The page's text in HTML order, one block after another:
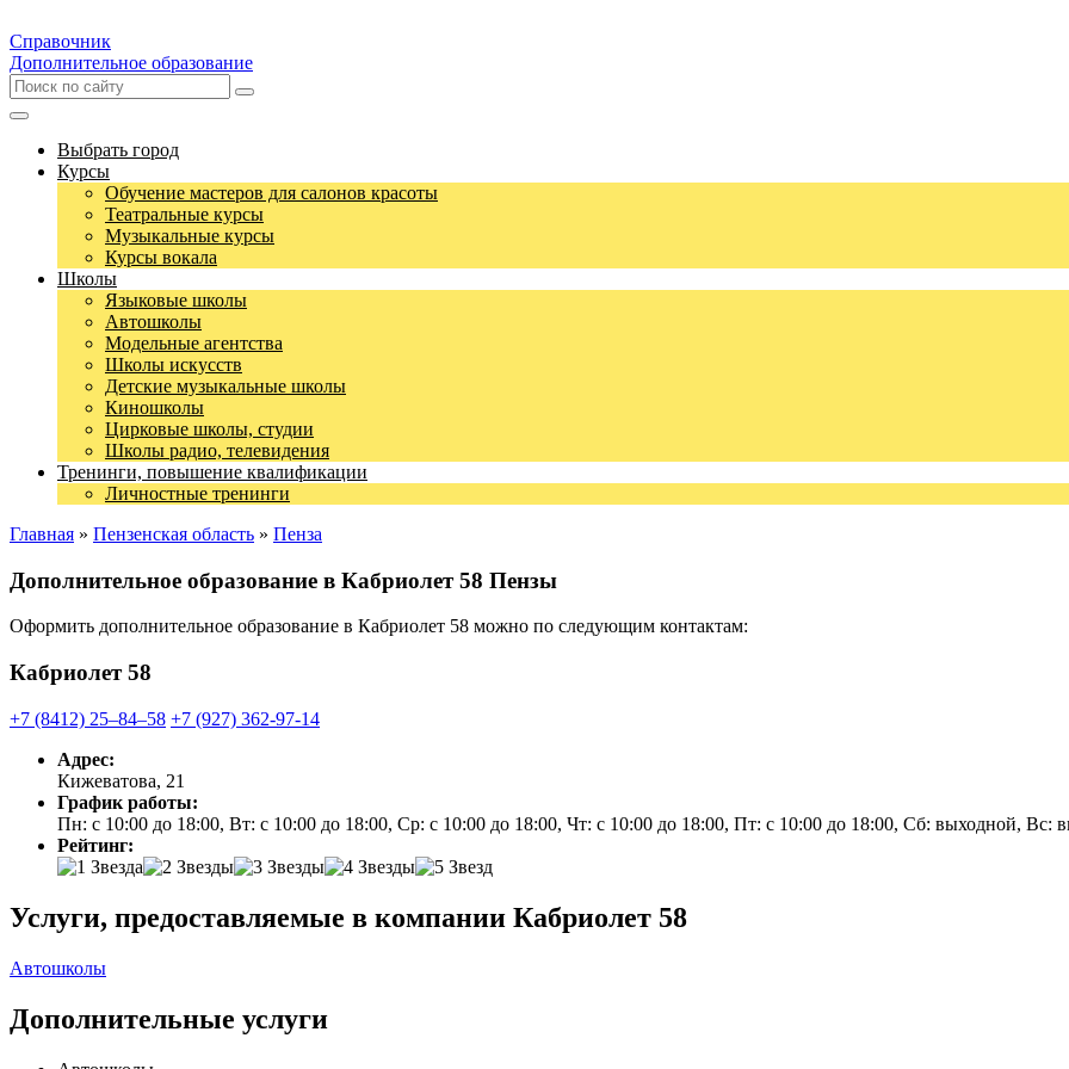
Справочник
Дополнительное образование
Выбрать город
Курсы
Обучение мастеров для салонов красоты
Театральные курсы
Музыкальные курсы
Курсы вокала
Школы
Языковые школы
Автошколы
Модельные агентства
Школы искусств
Детские музыкальные школы
Киношколы
Цирковые школы, студии
Школы радио, телевидения
Тренинги, повышение квалификации
Личностные тренинги
Главная » Пензенская область » Пенза
Дополнительное образование в Кабриолет 58 Пензы
Оформить дополнительное образование в Кабриолет 58 можно по следующим контактам:
Кабриолет 58
+7 (8412) 25‒84‒58 +7 (927) 362-97-14
Адрес:
Кижеватова, 21
График работы:
Пн: с 10:00 до 18:00, Вт: с 10:00 до 18:00, Ср: с 10:00 до 18:00, Чт: с 10:00 до 18:00, Пт: с 10:00 до 18:00, Сб: выходной, Вс:
Рейтинг:
Услуги, предоставляемые в компании Кабриолет 58
Автошколы
Дополнительные услуги